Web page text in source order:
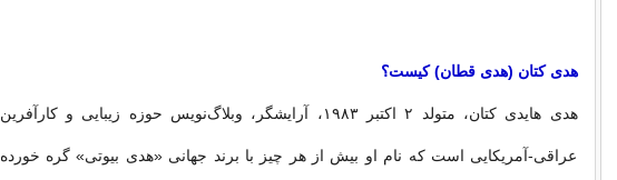
هدی کتان (هدی قطان) کیست؟
هدی هایدی کتان، متولد ۲ اکتبر ۱۹۸۳، آرایشگر، وبلاگ‌نویس حوزه زیبایی و کارآفرین
عراقی-آمریکایی است که نام او بیش از هر چیز با برند جهانی «هدی بیوتی» گره خورده